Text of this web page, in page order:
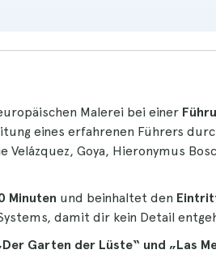
Malerei bei einer
eines erfahrenen Führers
Goya, Hieronymus
Minuten und beinhaltet den
damit dir kein Detail
Garten der Lüste“ und „Las